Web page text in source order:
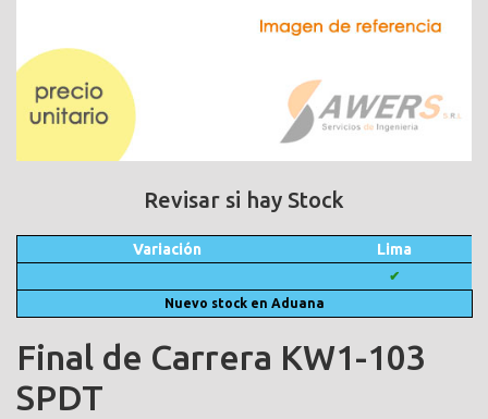
Revisar si hay Stock
Variación Lima
✔
Nuevo stock en Aduana
Final de Carrera KW1-103
SPDT